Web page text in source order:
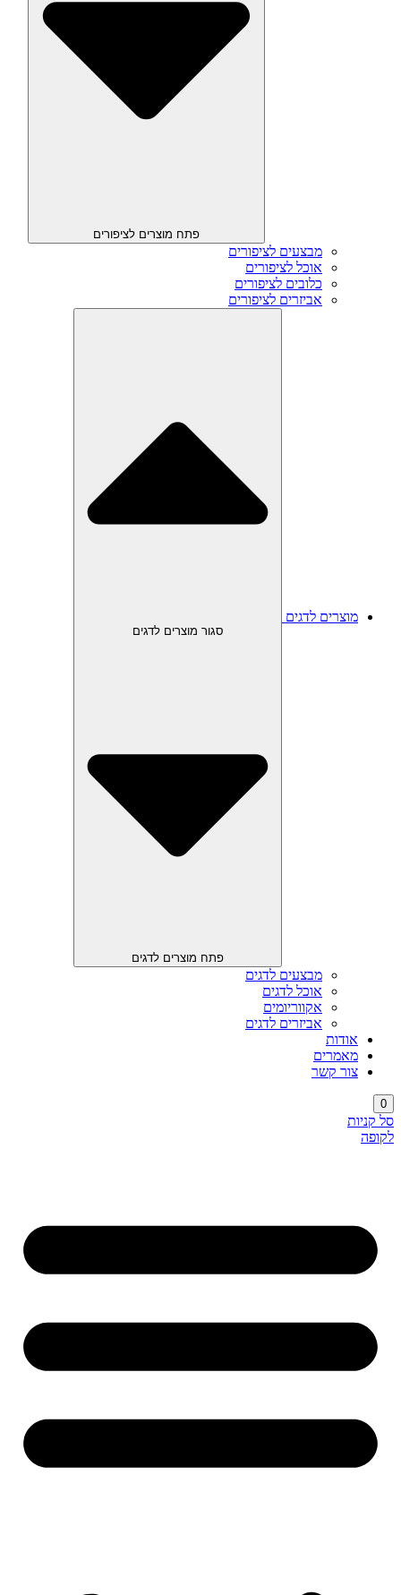
פתח מוצרים לציפורים
מבצעים לציפורים
אוכל לציפורים
כלובים לציפורים
אביזרים לציפורים
מוצרים לדגים
סגור מוצרים לדגים
פתח מוצרים לדגים
מבצעים לדגים
אוכל לדגים
אקווריומים
אביזרים לדגים
אודות
מאמרים
צור קשר
0
סל קניות
לקופה